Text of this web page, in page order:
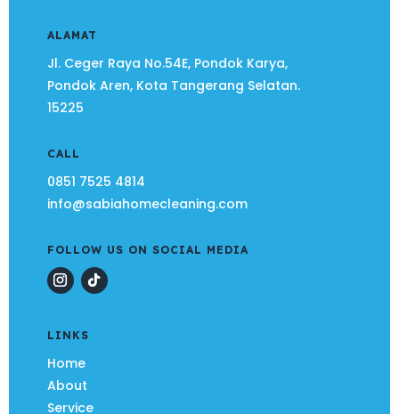
ALAMAT
Jl. Ceger Raya No.54E, Pondok Karya,
Pondok Aren, Kota Tangerang Selatan.
15225
CALL
0851 7525 4814
info@sabiahomecleaning.com
FOLLOW US ON SOCIAL MEDIA
LINKS
Home
About
Service